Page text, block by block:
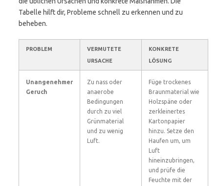
Tabelle hilft dir, Probleme schnell zu erkennen und zu
beheben.
PROBLEM
VERMUTETE
URSACHE
KONKRETE
LÖSUNG
Unangenehmer
Geruch
Zu nass oder
anaerobe
Bedingungen
durch zu viel
Grünmaterial
und zu wenig
Luft.
Füge trockenes
Braunmaterial wie
Holzspäne oder
zerkleinertes
Kartonpapier
hinzu. Setze den
Haufen um, um
Luft
hineinzubringen,
und prüfe die
Feuchte mit der